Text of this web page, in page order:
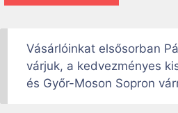
Vásárlóinkat elsősorban
várjuk, a kedvezményes
és Győr-Moson Sopron